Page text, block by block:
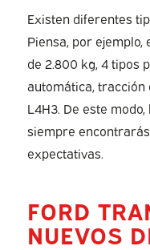
Existen diferentes
Piensa, por
de 2.800 kg, 4 tipos
automática,
L4H3. De este
siempre
expectativas.
FORD
NUEVOS